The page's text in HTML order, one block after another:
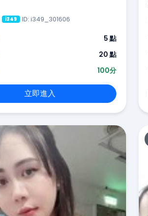
i349 ID: i349_301606
5 點
20 點
100分
立即進入